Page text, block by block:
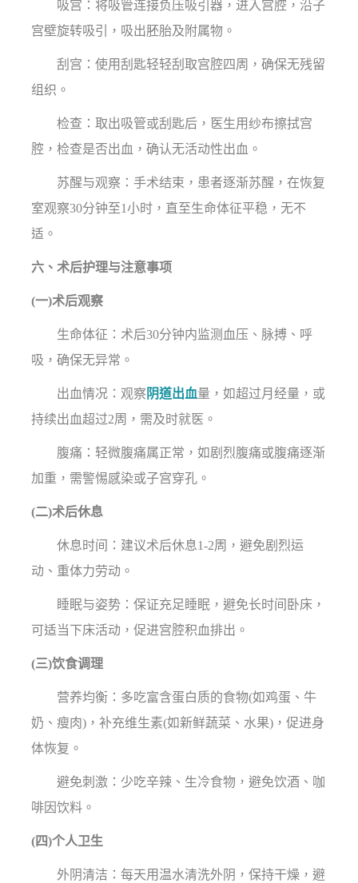
吸宫：将吸管连接负压吸引器，进入宫腔，沿子
宫壁旋转吸引，吸出胚胎及附属物。
刮宫：使用刮匙轻轻刮取宫腔四周，确保无残留
组织。
检查：取出吸管或刮匙后，医生用纱布擦拭宫
腔，检查是否出血，确认无活动性出血。
苏醒与观察：手术结束，患者逐渐苏醒，在恢复
室观察30分钟至1小时，直至生命体征平稳，无不
适。
六、术后护理与注意事项
(一)术后观察
生命体征：术后30分钟内监测血压、脉搏、呼
吸，确保无异常。
出血情况：观察 阴道出血量，如超过月经量，或
持续出血超过2周，需及时就医。
腹痛：轻微腹痛属正常，如剧烈腹痛或腹痛逐渐
加重，需警惕感染或子宫穿孔。
(二)术后休息
休息时间：建议术后休息1-2周，避免剧烈运
动、重体力劳动。
睡眠与姿势：保证充足睡眠，避免长时间卧床，
可适当下床活动，促进宫腔积血排出。
(三)饮食调理
营养均衡：多吃富含蛋白质的食物(如鸡蛋、牛
奶、瘦肉)，补充维生素(如新鲜蔬菜、水果)，促进身
体恢复。
避免刺激：少吃辛辣、生冷食物，避免饮酒、咖
啡因饮料。
(四)个人卫生
外阴清洁：每天用温水清洗外阴，保持干燥，避